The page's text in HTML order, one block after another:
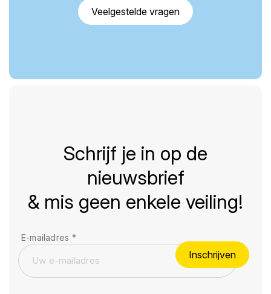
Veelgestelde vragen
Schrijf je in op de
nieuwsbrief
& mis geen enkele veiling!
E-mailadres *
Inschrijven